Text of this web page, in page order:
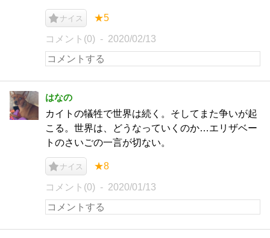
ナイス ★5
コメント(0) 2020/02/13
はなの
カイトの犠牲で世界は続く。そしてまた争いが起
こる。世界は、どうなっていくのか…エリザベー
トのさいごの一言が切ない。
ナイス ★8
コメント(0) 2020/01/13